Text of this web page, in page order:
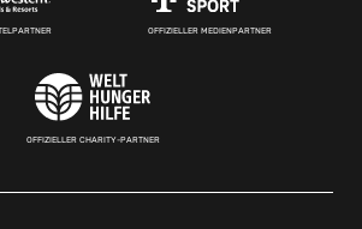
OFFIZIELLER MEDIENPARTNER
OFFIZIELLER CHARITY-PARTNER